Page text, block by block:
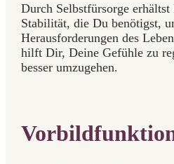
Durch Selbstfürsorge
Stabilität, die Du benötigst,
Herausforderungen des
hilft Dir, Deine Gefühle zu
besser umzugehen.